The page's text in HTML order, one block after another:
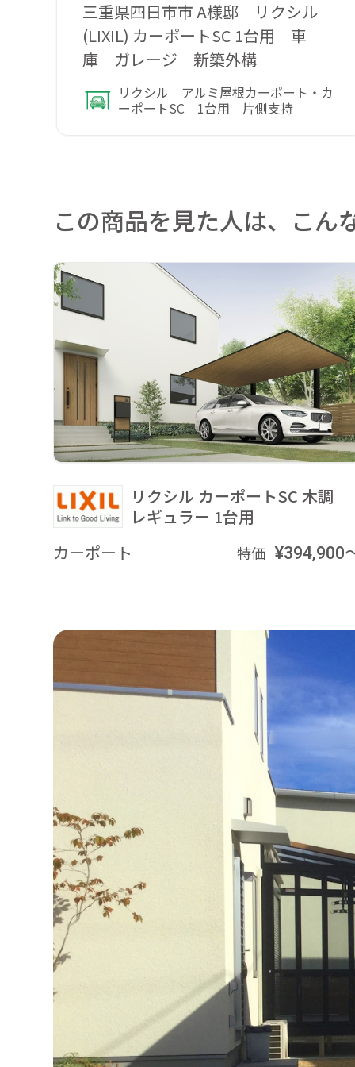
三重県四日市市 A様邸 リクシル
(LIXIL) カーポートSC 1台用 車
庫 ガレージ 新築外構
リクシル アルミ屋根カーポート・カ
ーポートSC 1台用 片側支持
この商品を見た人は、こん
リクシル カーポートSC 木調
レギュラー 1台用
カーポート
特価 ¥394,900